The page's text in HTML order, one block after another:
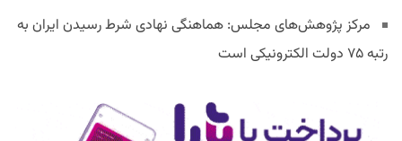
مرکز پژوهش‌های مجلس: هماهنگی نهادی شرط رسیدن ایران به
رتبه ۷۵ دولت الکترونیکی است